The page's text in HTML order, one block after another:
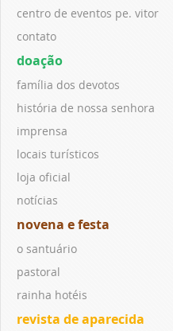
centro de eventos pe. vitor
contato
doação
família dos devotos
história de nossa senhora
imprensa
locais turísticos
loja oficial
notícias
novena e festa
o santuário
pastoral
rainha hotéis
revista de aparecida